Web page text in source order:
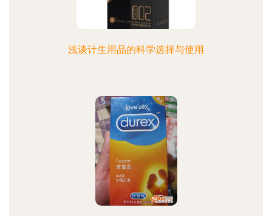
浅谈计生用品的科学选择与使用